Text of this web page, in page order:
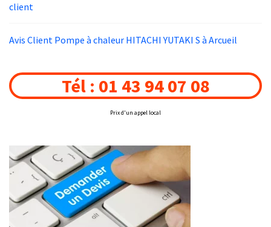
client
Avis Client Pompe à chaleur HITACHI YUTAKI S à Arcueil
Tél : 01 43 94 07 08
Prix d'un appel local